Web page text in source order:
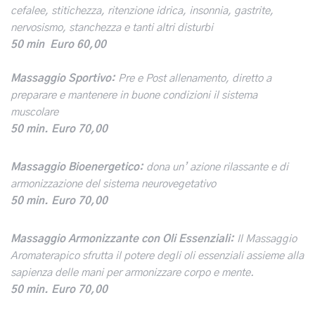
cefalee, stitichezza, ritenzione idrica, insonnia, gastrite,
nervosismo, stanchezza e tanti altri disturbi
50 min Euro 60,00
Massaggio Sportivo: Pre e Post allenamento, diretto a
preparare e mantenere in buone condizioni il sistema
muscolare
50 min. Euro 70,00
Massaggio Bioenergetico: dona un’ azione rilassante e di
armonizzazione del sistema neurovegetativo
50 min. Euro 70,00
Massaggio Armonizzante con Oli Essenziali: Il Massaggio
Aromaterapico sfrutta il potere degli oli essenziali assieme alla
sapienza delle mani per armonizzare corpo e mente.
50 min. Euro 70,00